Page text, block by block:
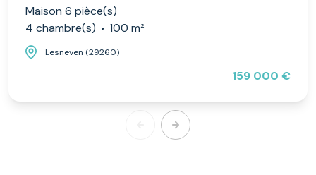
Maison 6 pièce(s)
4 chambre(s)
100 m²
Lesneven (29260)
159 000 €